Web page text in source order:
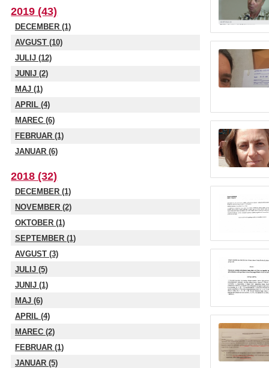
2019 (43)
DECEMBER (1)
AVGUST (10)
JULIJ (12)
JUNIJ (2)
MAJ (1)
APRIL (4)
MAREC (6)
FEBRUAR (1)
JANUAR (6)
2018 (32)
DECEMBER (1)
NOVEMBER (2)
OKTOBER (1)
SEPTEMBER (1)
AVGUST (3)
JULIJ (5)
JUNIJ (1)
MAJ (6)
APRIL (4)
MAREC (2)
FEBRUAR (1)
JANUAR (5)